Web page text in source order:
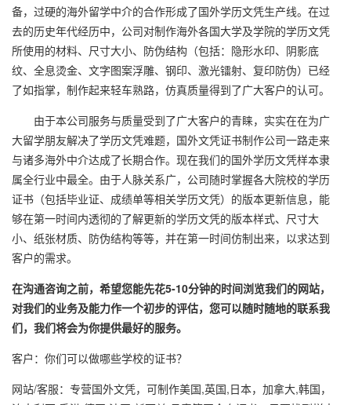
备，过硬的海外留学中介的合作形成了国外学历文凭生产线。在过
去的历史年代经历中，公司对制作海外各国大学及学院的学历文凭
所使用的材料、尺寸大小、防伪结构（包括：隐形水印、阴影底
纹、全息烫金、文字图案浮雕、钢印、激光镭射、复印防伪）已经
了如指掌，制作起来轻车熟路，仿真质量得到了广大客户的认可。
由于本公司服务与质量受到了广大客户的青睐，实实在在为广
大留学朋友解决了学历文凭难题，国外文凭证书制作公司一路走来
与诸多海外中介达成了长期合作。现在我们的国外学历文凭样本隶
属全行业中最全。由于人脉关系广，公司随时掌握各大院校的学历
证书（包括毕业证、成绩单等相关学历文凭）的版本更新信息，能
够在第一时间内透彻的了解更新的学历文凭的版本样式、尺寸大
小、纸张材质、防伪结构等等，并在第一时间仿制出来，以求达到
客户的需求。
在沟通咨询之前，希望您能先花5-10分钟的时间浏览我们的网站，
对我们的业务及能力作一个初步的评估，您可以随时随地的联系我
们，我们将会为你提供最好的服务。
客户：你们可以做哪些学校的证书？
网站/客服：专营国外文凭，可制作美国,英国,日本，加拿大,韩国，